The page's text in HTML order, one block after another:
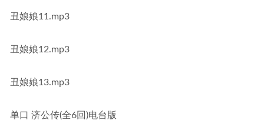
丑娘娘11.mp3
丑娘娘12.mp3
丑娘娘13.mp3
单口 济公传(全6回)电台版